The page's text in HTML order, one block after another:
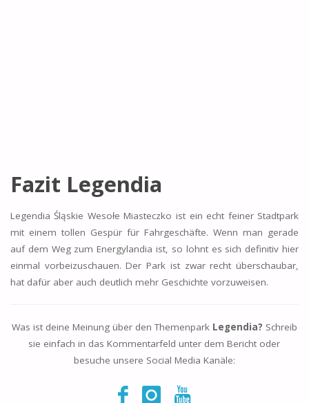
Fazit Legendia
Legendia Śląskie Wesołe Miasteczko ist ein echt feiner Stadtpark
mit einem tollen Gespür für Fahrgeschäfte. Wenn man gerade
auf dem Weg zum Energylandia ist, so lohnt es sich definitiv hier
einmal vorbeizuschauen. Der Park ist zwar recht überschaubar,
hat dafür aber auch deutlich mehr Geschichte vorzuweisen.
Was ist deine Meinung über den Themenpark Legendia? Schreib
sie einfach in das Kommentarfeld unter dem Bericht oder
besuche unsere Social Media Kanäle: